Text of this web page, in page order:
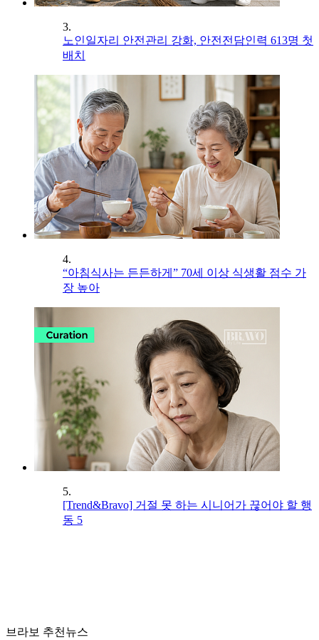
3.
노인일자리 안전관리 강화, 안전전담인력 613명 첫
배치
4.
“아침식사는 든든하게” 70세 이상 식생활 점수 가
장 높아
5.
[Trend&Bravo] 거절 못 하는 시니어가 끊어야 할 행
동 5
브라보 추천뉴스